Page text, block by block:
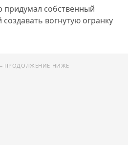
придумал собственный
вогнутую огранку
ПРОДОЛЖЕНИЕ НИЖЕ